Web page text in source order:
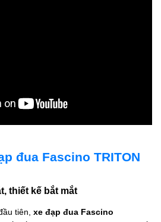
đua Fascino TRITON
thiết kế bắt mắt
tiên, xe đạp đua Fascino